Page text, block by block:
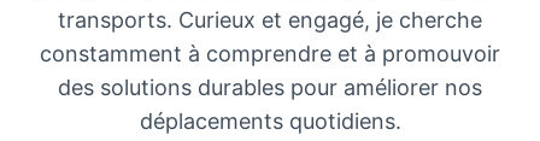
transports. Curieux et engagé, je cherche
constamment à comprendre et à promouvoir
des solutions durables pour améliorer nos
déplacements quotidiens.